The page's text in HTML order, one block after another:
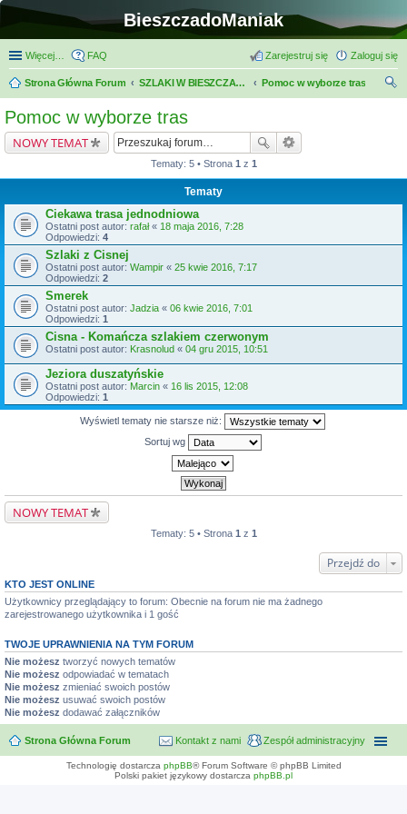
BieszczadoManiak
Więcej… FAQ Zaloguj się
Zarejestruj się
Strona Główna Forum SZLAKI W BIESZCZADACH
Pomoc w wyborze tras
Pomoc w wyborze tras
NOWY TEMAT
Tematy: 5 • Strona 1 z 1
Tematy
Ciekawa trasa jednodniowa
Ostatni post autor: rafał« 18 maja 2016, 7:28
Odpowiedzi: 4
Szlaki z Cisnej
Ostatni post autor: Wampir « 25 kwie 2016, 7:17
Odpowiedzi: 2
Smerek
Ostatni post autor: Jadzia « 06 kwie 2016, 7:01
Odpowiedzi: 1
Cisna - Komańcza szlakiem czerwonym
Ostatni post autor: Krasnolud « 04 gru 2015, 10:51
Jeziora duszatyńskie
Ostatni post autor: Marcin « 16 lis 2015, 12:08
Odpowiedzi: 1
Wyświetl tematy nie starsze niż:
Sortuj wg
NOWY TEMAT
Tematy: 5 • Strona 1 z 1
Przejdź do
KTO JEST ONLINE
Użytkownicy przeglądający to forum: Obecnie na forum nie ma żadnego
zarejestrowanego użytkownika i 1 gość
TWOJE UPRAWNIENIA NA TYM FORUM
Nie możesz tworzyć nowych tematów
Nie możesz odpowiadać w tematach
Nie możesz zmieniać swoich postów
Nie możesz usuwać swoich postów
Nie możesz dodawać załączników
Strona Główna Forum Zespół administracyjny
Kontakt z nami
Technologię dostarcza phpBB® Forum Software © phpBB Limited
Polski pakiet językowy dostarcza phpBB.pl